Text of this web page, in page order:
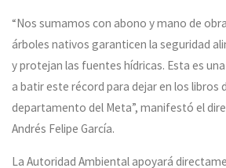
“Nos sumamos con abono y mano de
árboles nativos garanticen la seguridad
y protejan las fuentes hídricas. Esta es
a batir este récord para dejar en los libros
departamento del Meta”, manifestó el
Andrés Felipe García.
La Autoridad Ambiental apoyará